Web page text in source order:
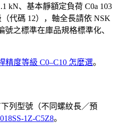
kN、基本靜額定負荷 C0a 103
代碼 12），軸全長請依 NSK
之標準在庫品規格標準化、
精度等級 C0–C10 怎麼選。
下列型號（不同螺紋長／預
1Z-C5Z8。